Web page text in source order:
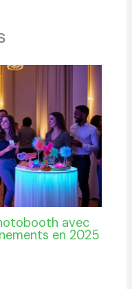
avec
en 2025